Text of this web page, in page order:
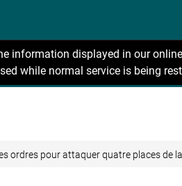
information displayed in our
while normal service is being
ordres pour attaquer quatre places de